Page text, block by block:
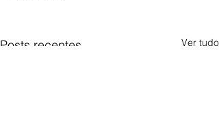
Posts recentes Ver tudo